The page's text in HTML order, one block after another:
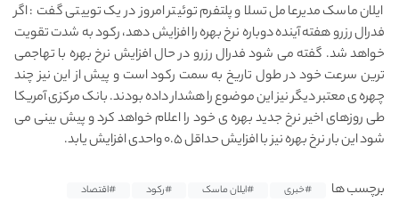
ایلان ماسک مدیرعامل تسلا و پلتفرم توئیتر امروز در یک توییتی گفت : اگر
فدرال رزرو هفته آینده دوباره نرخ بهره را افزایش دهد، رکود به شدت تقویت
خواهد شد. گفته می شود فدرال رزرو در حال افزایش نرخ بهره با تهاجمی
ترین سرعت خود در طول تاریخ به سمت رکود است و پیش از این نیز چند
چهره ی معتبر دیگر نیز این موضوع را هشدار داده بودند. بانک مرکزی آمریکا
طی روزهای اخیر نرخ جدید بهره ی خود را اعلام خواهد کرد و پیش بینی می
شود این بار نرخ بهره نیز با افزایش حداقل ۰.۵ واحدی افزایش یابد.
برچسب ها #خبری #ایلان ماسک #رکود
#اقتصاد